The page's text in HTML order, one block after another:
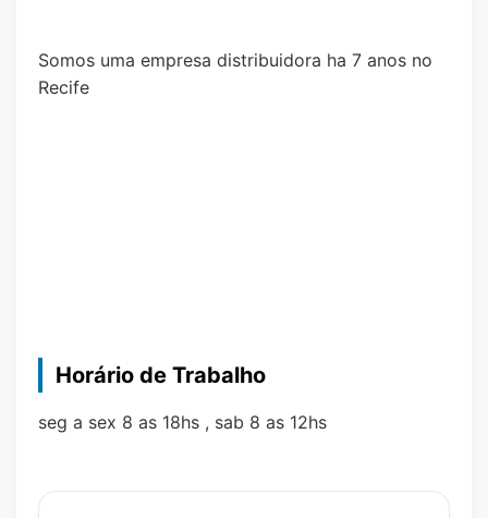
Somos uma empresa distribuidora ha 7 anos no
Recife
Horário de Trabalho
seg a sex 8 as 18hs , sab 8 as 12hs